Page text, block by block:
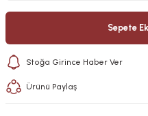
Sepete
Stoğa Girince Haber Ver
Ürünü Paylaş